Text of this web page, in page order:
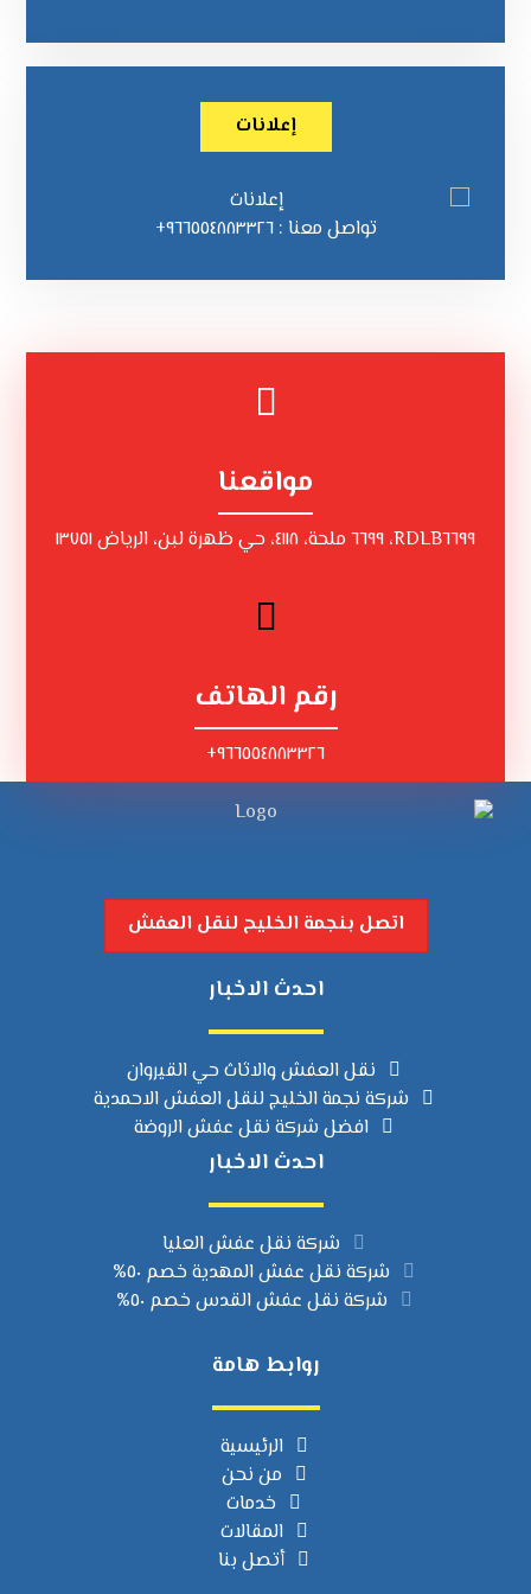
إعلانات
تواصل معنا : ٩٦٦٥٥٤٨٨٣٣٢٦+
مواقعنا
RDLB٦٦٩٩، ٦٦٩٩ ملحة، ٤١١٨، حي ظهرة لبن، الرياض ١٣٧٥١
رقم الهاتف
٩٦٦٥٥٤٨٨٣٣٢٦+
اتصل بنجمة الخليح لنقل العفش
احدث الاخبار
نقل العفش والاثاث حي القيروان
شركة نجمة الخليج لنقل العفش الاحمدية
افضل شركة نقل عفش الروضة
احدث الاخبار
شركة نقل عفش العليا
شركة نقل عفش المهدية خصم ٥٠%
شركة نقل عفش القدس خصم ٥٠%
روابط هامة
الرئيسية
من نحن
خدمات
المقالات
أتصل بنا